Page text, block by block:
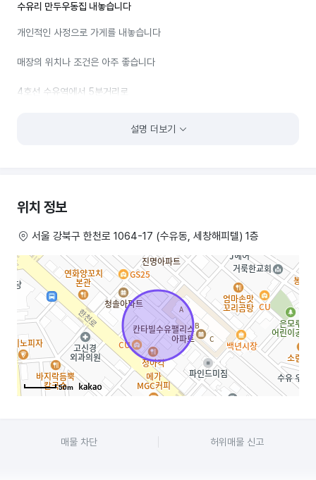
수유리 만두우동집 내놓습니다
개인적인 사정으로 가게를 내놓습니다
매장의 위치나 조건은 아주 좋습니다
4호선 수유역에서 5분거리로
큼직합니다
남녀화장실도 따로 있고 주차도 가능하고
저도 많은 가게 보러 다녔지만
월세 150만원에 이만한 사이즈 매장 구하기 쉽지 않습니다 상가주인분도
좋아서 간섭이 없습니다
주방에 6문냉장고 반찬냉장고 김치냉장고
6구가스대 닥트설비 식기세척기 모두 갖추었고 홀에 에어컨두대 바테이블
슬라이딩도어 키오스크 탁자의자 모두 있습니다
들어오셔서 장사만 잘하시면 됩니다
설명 더보기
위치 정보
서울 강북구 한천로 1064-17 (수유동, 세창해피텔) 1층
50m
매물 차단 허위매물 신고